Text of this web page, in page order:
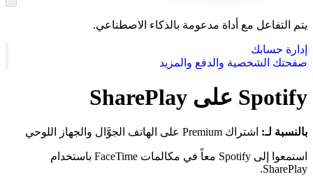
يتم التفاعل مع أداة مدعومة بالذكاء الاصطناعي.
إدارة حسابك
صفحتك الشخصية والدفع والمزيد
Spotify على SharePlay
بالنسبة لـ: اشتراك Premium على الهاتف الجوَّال والجهاز اللوحي
استمعوا إلى Spotify معاً في مكالمات FaceTime باستخدام
SharePlay.